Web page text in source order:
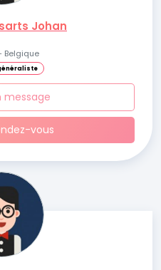
Johan
Belgique
message
vous